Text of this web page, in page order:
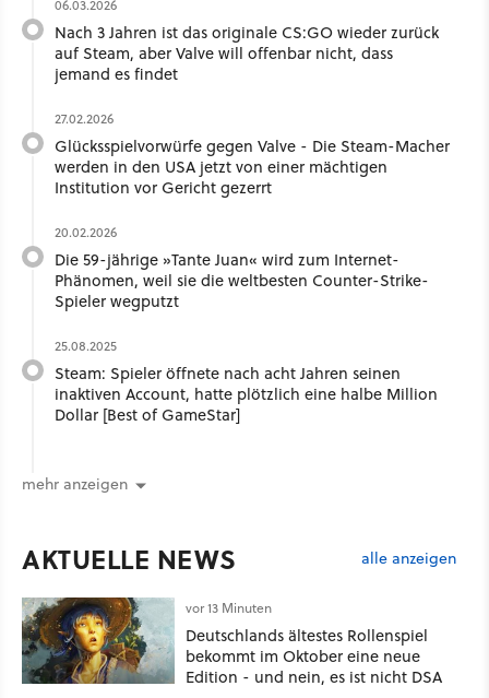
06.03.2026
Nach 3 Jahren ist das originale CS:GO wieder zurück
auf Steam, aber Valve will offenbar nicht, dass
jemand es findet
27.02.2026
Glücksspielvorwürfe gegen Valve - Die Steam-Macher
werden in den USA jetzt von einer mächtigen
Institution vor Gericht gezerrt
20.02.2026
Die 59-jährige »Tante Juan« wird zum Internet-
Phänomen, weil sie die weltbesten Counter-Strike-
Spieler wegputzt
25.08.2025
Steam: Spieler öffnete nach acht Jahren seinen
inaktiven Account, hatte plötzlich eine halbe Million
Dollar [Best of GameStar]
mehr anzeigen
AKTUELLE NEWS alle anzeigen
vor 13 Minuten
Deutschlands ältestes Rollenspiel
bekommt im Oktober eine neue
Edition - und nein, es ist nicht DSA